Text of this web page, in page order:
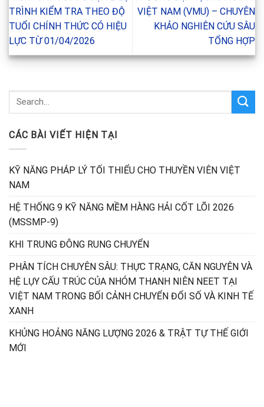
TRÌNH KIỂM TRA THEO ĐỘ
TUỔI CHÍNH THỨC CÓ HIỆU
LỰC TỪ 01/04/2026
VIỆT NAM (VMU) – CHUYÊN
KHẢO NGHIÊN CỨU SÂU
TỔNG HỢP
CÁC BÀI VIẾT HIỆN TẠI
KỸ NĂNG PHÁP LÝ TỐI THIỂU CHO THUYỀN VIÊN VIỆT
NAM
HỆ THỐNG 9 KỸ NĂNG MỀM HÀNG HẢI CỐT LÕI 2026
(MSSMP-9)
KHI TRUNG ĐÔNG RUNG CHUYỂN
PHÂN TÍCH CHUYÊN SÂU: THỰC TRẠNG, CĂN NGUYÊN VÀ
HỆ LỤY CẤU TRÚC CỦA NHÓM THANH NIÊN NEET TẠI
VIỆT NAM TRONG BỐI CẢNH CHUYỂN ĐỔI SỐ VÀ KINH TẾ
XANH
KHỦNG HOẢNG NĂNG LƯỢNG 2026 & TRẬT TỰ THẾ GIỚI
MỚI